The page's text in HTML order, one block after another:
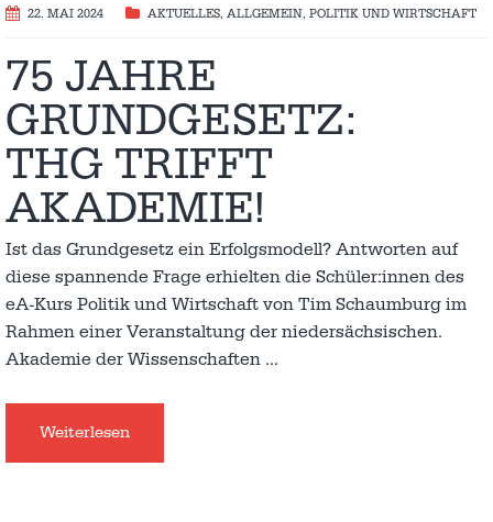
22. MAI 2024 AKTUELLES, ALLGEMEIN, POLITIK UND WIRTSCHAFT
75 JAHRE
GRUNDGESETZ:
THG TRIFFT
AKADEMIE!
Ist das Grundgesetz ein Erfolgsmodell? Antworten auf
diese spannende Frage erhielten die Schüler:innen des
eA-Kurs Politik und Wirtschaft von Tim Schaumburg im
Rahmen einer Veranstaltung der niedersächsischen.
Akademie der Wissenschaften …
Weiterlesen